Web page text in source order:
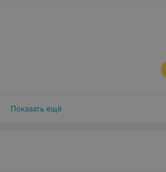
слоем.
нескольких слоев биосовместимой с
— тонких пластин,
Показать ещё